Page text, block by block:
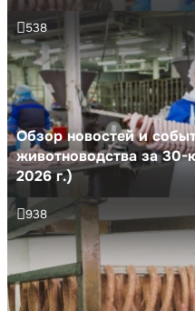
Обзор новостей и
животноводства за
2026 г.)
538
938